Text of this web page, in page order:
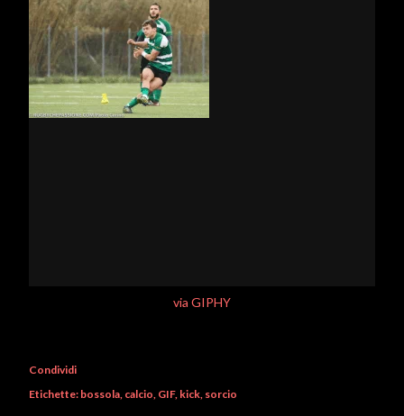
via GIPHY
Condividi
Etichette: bossola calcio GIF kick sorcio